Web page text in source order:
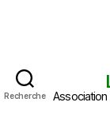
Recherche
Association